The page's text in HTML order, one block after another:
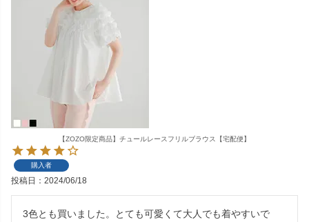
【ZOZO限定商品】チュールレースフリルブラウス【宅配便】
購入者
投稿日 2024/06/18
3色とも買いました。とても可愛くて大人でも着やすいで